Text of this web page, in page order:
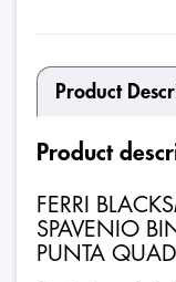
Product
Product
FERRI
SPAVENIO
PUNTA